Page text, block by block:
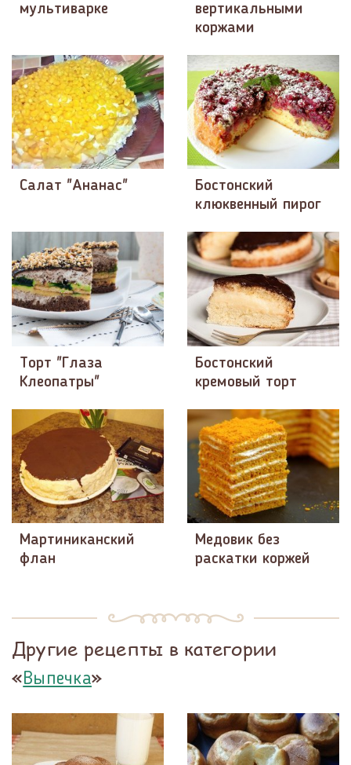
мультиварке
вертикальными
коржами
Салат "Ананас"
Бостонский
клюквенный пирог
Торт "Глаза
Клеопатры"
Бостонский
кремовый торт
Мартиниканский
флан
Медовик без
раскатки коржей
Другие рецепты в категории
«Выпечка»